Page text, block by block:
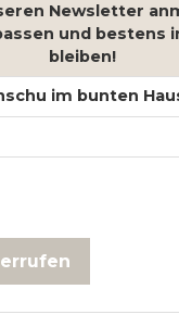
Newsletter
und bestens
bleiben!
im bunten